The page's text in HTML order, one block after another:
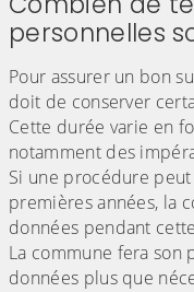
personnelles
Pour assurer un bon
doit de conserver
Cette durée varie en
notamment des
Si une procédure
premières années, la
données pendant
La commune fera son
données plus que